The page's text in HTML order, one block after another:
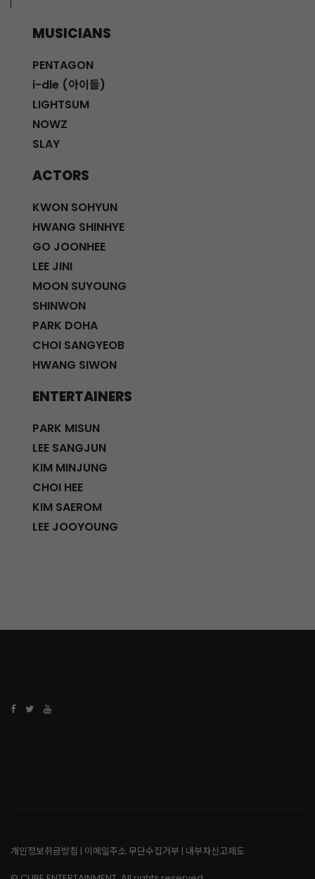
MUSICIANS
PENTAGON
i-dle (아이들)
LIGHTSUM
NOWZ
SLAY
ACTORS
KWON SOHYUN
HWANG SHINHYE
GO JOONHEE
LEE JINI
MOON SUYOUNG
SHINWON
PARK DOHA
CHOI SANGYEOB
HWANG SIWON
ENTERTAINERS
PARK MISUN
LEE SANGJUN
KIM MINJUNG
CHOI HEE
KIM SAEROM
LEE JOOYOUNG
개인정보취급방침 | 이메일주소 무단수집거부 | 내부자신고제도